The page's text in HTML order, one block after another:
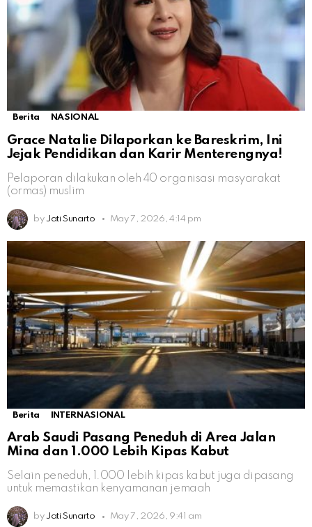
Berita NASIONAL
Grace Natalie Dilaporkan ke Bareskrim, Ini
Jejak Pendidikan dan Karir Menterengnya!
Pelaporan dilakukan oleh 40 organisasi masyarakat
(ormas) muslim
by Jati Sunarto May 7, 2026, 4:14 pm
Berita INTERNASIONAL
Arab Saudi Pasang Peneduh di Area Jalan
Mina dan 1.000 Lebih Kipas Kabut
Selain peneduh, 1.000 lebih kipas kabut juga dipasang
untuk memastikan kenyamanan jemaah
by Jati Sunarto May 7, 2026, 9:41 am